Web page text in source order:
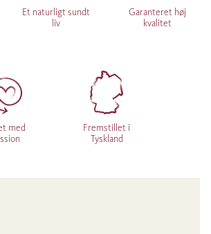
Et naturligt sundt
liv
Garanteret høj
kvalitet
med
Fremstillet i
Tyskland